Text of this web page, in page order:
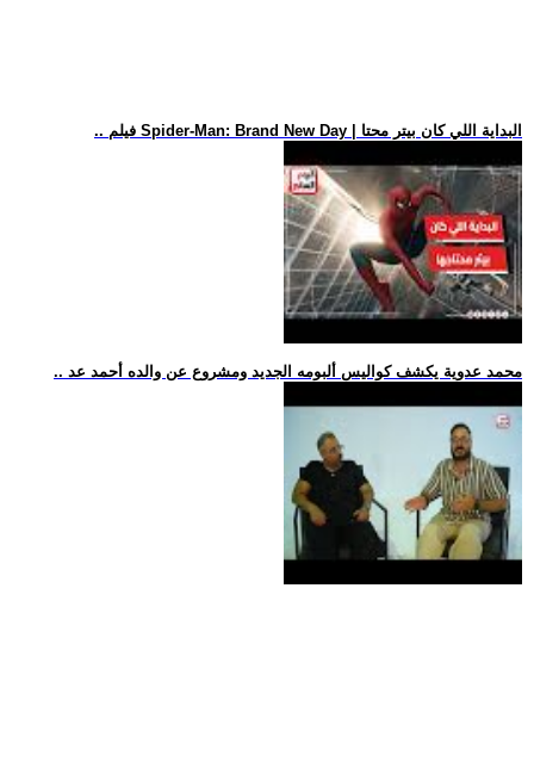
.. فيلم Spider-Man: Brand New Day | البداية اللي كان بيتر محتا
.. محمد عدوية يكشف كواليس ألبومه الجديد ومشروع عن والده أحمد عد